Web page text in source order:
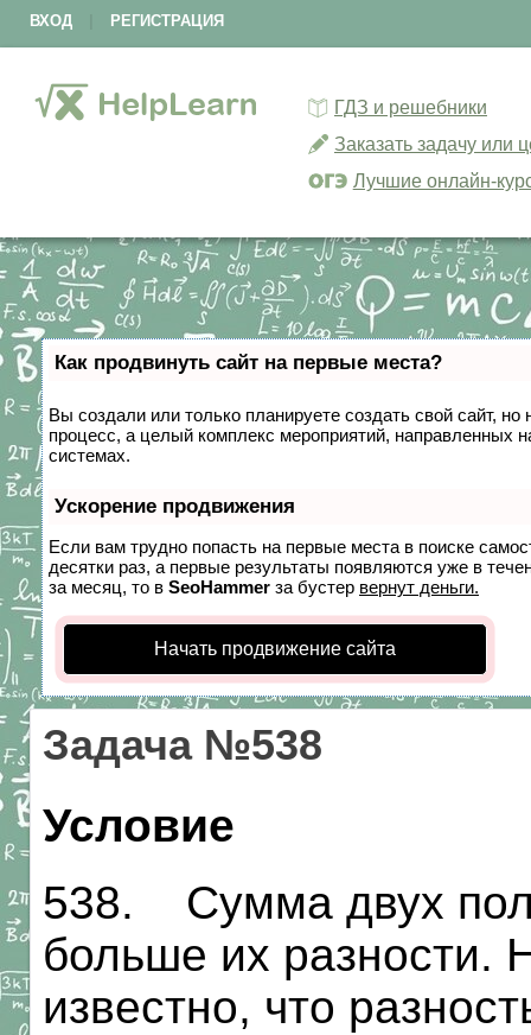
ВХОД РЕГИСТРАЦИЯ
ГДЗ и решебники
Заказать задачу или
Лучшие онлайн-
Как продвинуть сайт на первые места?
Вы создали или только планируете создать свой сайт,
процесс, а целый комплекс мероприятий, направленных
системах.
Ускорение продвижения
Если вам трудно попасть на первые места в поиске
десятки раз, а первые результаты появляются уже в
за месяц, то в SeoHammer за бустер вернут деньги.
Начать продвижение сайта
Задача №538
Условие
538. Сумма двух
больше их разности.
известно, что